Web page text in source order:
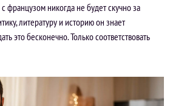
французом никогда не будет скучно за
литературу и историю он знает
это бесконечно. Только соответствовать